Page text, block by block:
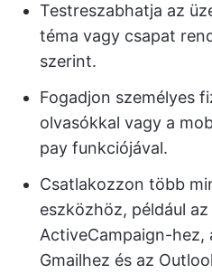
Testreszabhatja az
téma vagy csapat
szerint.
Fogadjon személyes
olvasókkal vagy a
pay funkciójával.
Csatlakozzon több
eszközhöz, például
ActiveCampaign-hez,
Gmailhez és az